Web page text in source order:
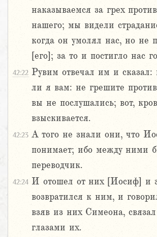
наказываемся за грех
нашего; мы видели
когда он умолял нас, но не
[его]; за то и постигло нас
42:22 Рувим отвечал им и сказал:
ли я вам: не грешите
вы не послушались; вот,
взыскивается.
42:23 А того не знали они, что
понимает; ибо между ними
переводчик.
42:24 И отошел от них [Иосиф] и
возвратился к ним, и
взяв из них Симеона,
глазами их.